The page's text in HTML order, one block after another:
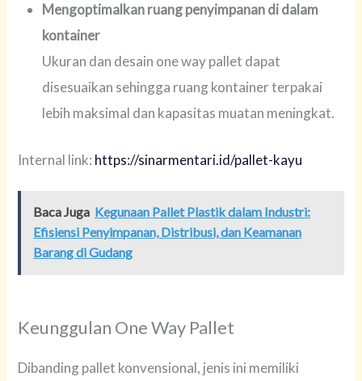
Mengoptimalkan ruang penyimpanan di dalam
kontainer
Ukuran dan desain one way pallet dapat
disesuaikan sehingga ruang kontainer terpakai
lebih maksimal dan kapasitas muatan meningkat.
Internal link: https://sinarmentari.id/pallet-kayu
Baca Juga Kegunaan Pallet Plastik dalam Industri:
Efisiensi Penyimpanan, Distribusi, dan Keamanan
Barang di Gudang
Keunggulan One Way Pallet
Dibanding pallet konvensional, jenis ini memiliki